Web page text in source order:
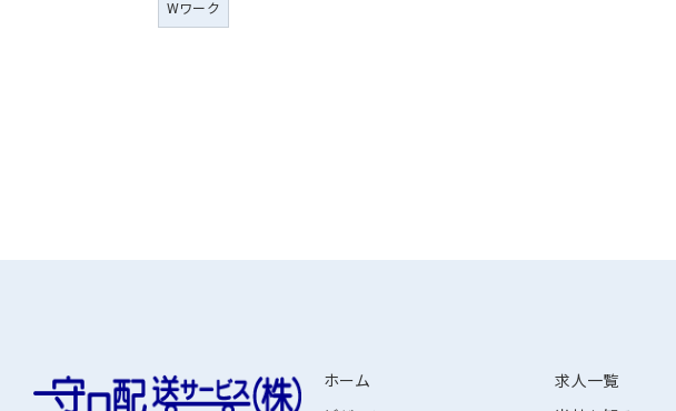
Wワーク
ホーム
求人一覧